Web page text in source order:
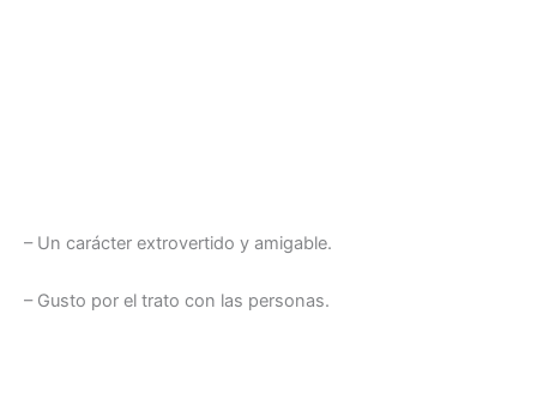
– Un carácter extrovertido y amigable.
– Gusto por el trato con las personas.